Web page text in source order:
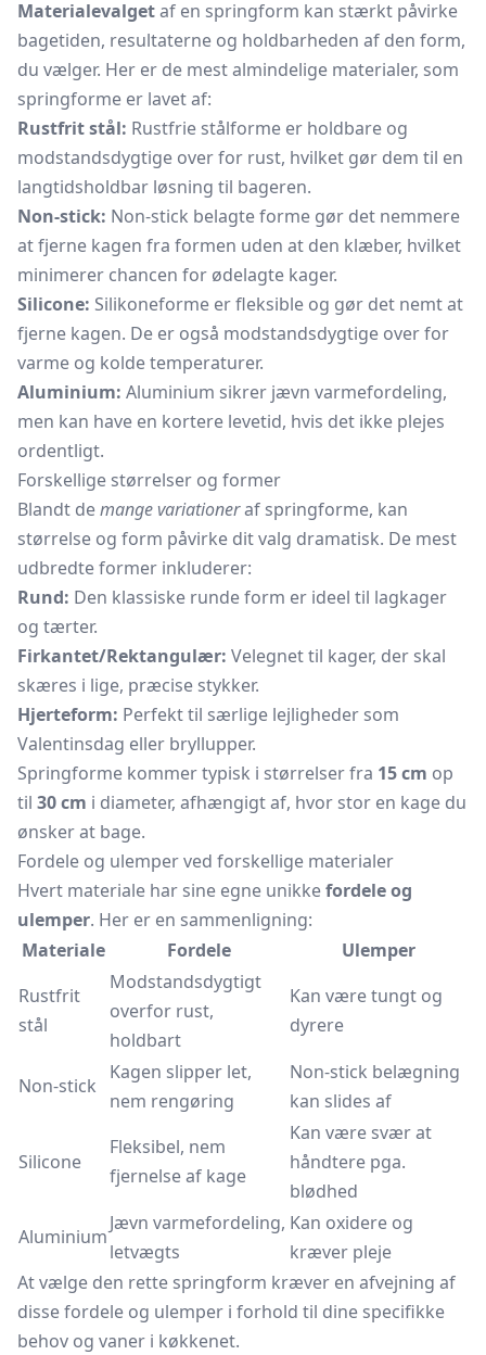
Materialevalgetaf en springform kan stærkt påvirke
bagetiden, resultaterne og holdbarheden af den form,
du vælger. Her er de mest almindelige materialer, som
springforme er lavet af:
Rustfrit stål: Rustfrie stålforme er holdbare og
modstandsdygtige over for rust, hvilket gør dem til en
langtidsholdbar løsning til bageren.
Non-stick: Non-stick belagte forme gør det nemmere
at fjerne kagen fra formen uden at den klæber, hvilket
minimerer chancen for ødelagte kager.
Silicone: Silikoneforme er fleksible og gør det nemt at
fjerne kagen. De er også modstandsdygtige over for
varme og kolde temperaturer.
Aluminium: Aluminium sikrer jævn varmefordeling,
men kan have en kortere levetid, hvis det ikke plejes
ordentligt.
Forskellige størrelser og former
Blandt demange variationeraf springforme, kan
størrelse og form påvirke dit valg dramatisk. De mest
udbredte former inkluderer:
Rund: Den klassiske runde form er ideel til lagkager
og tærter.
Firkantet/Rektangulær: Velegnet til kager, der skal
skæres i lige, præcise stykker.
Hjerteform: Perfekt til særlige lejligheder som
Valentinsdag eller bryllupper.
Springforme kommer typisk i størrelser fra 15 cm op
til 30 cm i diameter, afhængigt af, hvor stor en kage du
ønsker at bage.
Fordele og ulemper ved forskellige materialer
Hvert materiale har sine egne unikkefordele og
ulemper. Her er en sammenligning:
Materiale
Fordele
Ulemper
Rustfrit
stål
Modstandsdygtigt
overfor rust,
holdbart
Kan være tungt og
dyrere
Non-stick
Kagen slipper let,
nem rengøring
Non-stick belægning
kan slides af
Silicone
Fleksibel, nem
fjernelse af kage
Kan være svær at
håndtere pga.
blødhed
Aluminium
Jævn varmefordeling,
letvægts
Kan oxidere og
kræver pleje
At vælge den rette springform kræver en afvejning af
disse fordele og ulemper i forhold til dine specifikke
behov og vaner i køkkenet.